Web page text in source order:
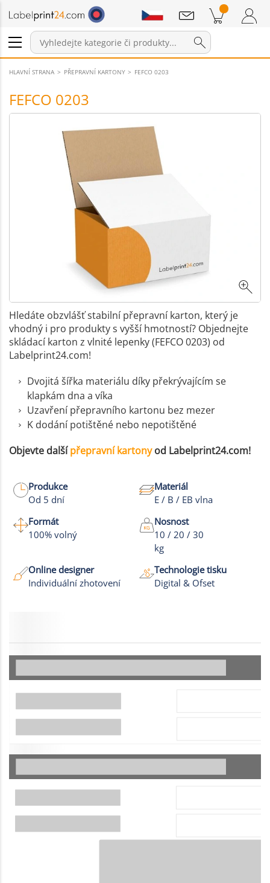
Přihlášení / Registrace
Položky v košíku Nákupní Košík
Sdělení
HLAVNÍ STRANA PŘEPRAVNÍ KARTONY FEFCO 0203
FEFCO 0203
Hledáte obzvlášť stabilní přepravní karton, který je
vhodný i pro produkty s vyšší hmotností? Objednejte
skládací karton z vlnité lepenky (FEFCO 0203) od
Labelprint24.com!
Dvojitá šířka materiálu díky překrývajícím se
klapkám dna a víka
Uzavření přepravního kartonu bez mezer
K dodání potištěné nebo nepotištěné
Objevte dalšípřepravní kartonyod Labelprint24.com!
Produkce
Od 5 dní
Materiál
E / B / EB vlna
Formát
100% volný
Nosnost
10 / 20 / 30
kg
Online designer
Individuální zhotovení
Technologie tisku
Digital & Ofset